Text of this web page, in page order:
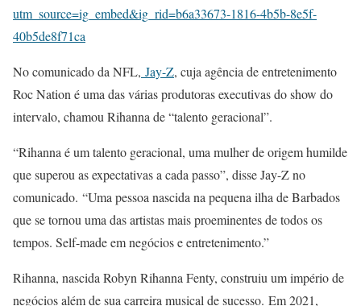
utm_source=ig_embed&ig_rid=b6a33673-1816-4b5b-8e5f-
40b5de8f71ca
No comunicado da NFL, Jay-Z, cuja agência de entretenimento
Roc Nation é uma das várias produtoras executivas do show do
intervalo, chamou Rihanna de “talento geracional”.
“Rihanna é um talento geracional, uma mulher de origem humilde
que superou as expectativas a cada passo”, disse Jay-Z no
comunicado. “Uma pessoa nascida na pequena ilha de Barbados
que se tornou uma das artistas mais proeminentes de todos os
tempos. Self-made em negócios e entretenimento.”
Rihanna, nascida Robyn Rihanna Fenty, construiu um império de
negócios além de sua carreira musical de sucesso. Em 2021,